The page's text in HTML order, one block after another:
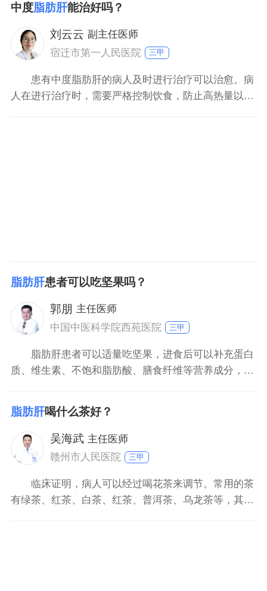
中度脂肪肝能治好吗？
刘云云 副主任医师
宿迁市第一人民医院
三甲
患有中度脂肪肝的病人及时进行治疗可以治愈。病
人在进行治疗时，需要严格控制饮食，防止高热量以及
脂肪肝患者可以吃坚果吗？
郭朋 主任医师
中国中医科学院西苑医院
三甲
脂肪肝患者可以适量吃坚果，进食后可以补充蛋白
质、维生素、不饱和脂肪酸、膳食纤维等营养成分，起
果中含有一定脂肪成分，因此不建议患者一次吃太多，
否则会导致脂肪过度在肝脏内沉积，使脂肪肝程度加
重。患者平时应保持清淡的饮食，多吃苹果、青菜、西
蓝花等新鲜果蔬
脂肪肝喝什么茶好？
吴海武 主任医师
赣州市人民医院
三甲
临床证明，病人可以经过喝花茶来调节。常用的茶
有绿茶、红茶、白茶、红茶、普洱茶、乌龙茶等，其中